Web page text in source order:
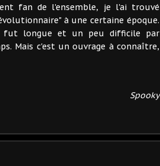
fan de l'ensemble, je l'ai trouvé
à une certaine époque.
fut longue et un peu difficile par
Mais c'est un ouvrage à connaître,
Spooky